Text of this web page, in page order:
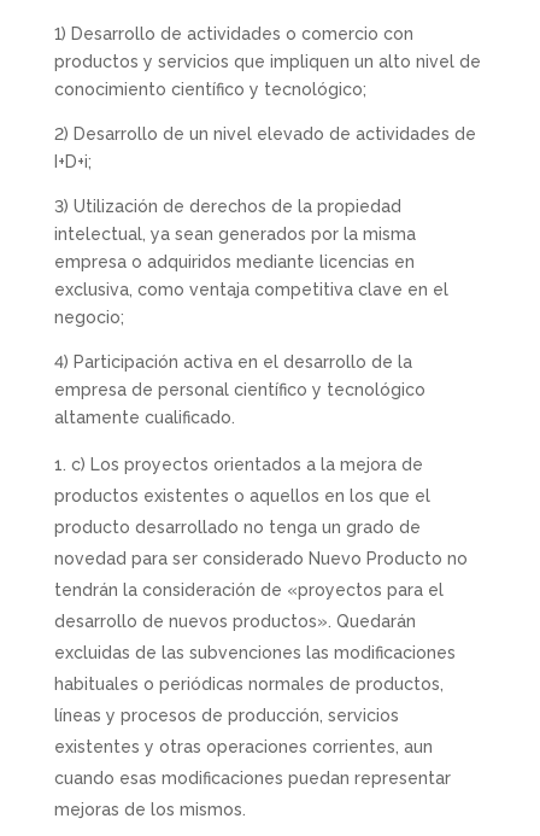
1) Desarrollo de actividades o comercio con
productos y servicios que impliquen un alto nivel de
conocimiento científico y tecnológico;
2) Desarrollo de un nivel elevado de actividades de
I+D+i;
3) Utilización de derechos de la propiedad
intelectual, ya sean generados por la misma
empresa o adquiridos mediante licencias en
exclusiva, como ventaja competitiva clave en el
negocio;
4) Participación activa en el desarrollo de la
empresa de personal científico y tecnológico
altamente cualificado.
c) Los proyectos orientados a la mejora de
productos existentes o aquellos en los que el
producto desarrollado no tenga un grado de
novedad para ser considerado Nuevo Producto no
tendrán la consideración de «proyectos para el
desarrollo de nuevos productos». Quedarán
excluidas de las subvenciones las modificaciones
habituales o periódicas normales de productos,
líneas y procesos de producción, servicios
existentes y otras operaciones corrientes, aun
cuando esas modificaciones puedan representar
mejoras de los mismos.